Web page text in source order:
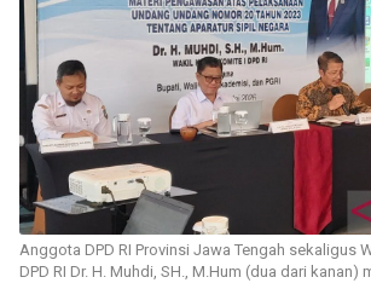
Anggota DPD RI Provinsi Jawa Tengah sekaligus
DPD RI Dr. H. Muhdi, SH., M.Hum (dua dari kanan)